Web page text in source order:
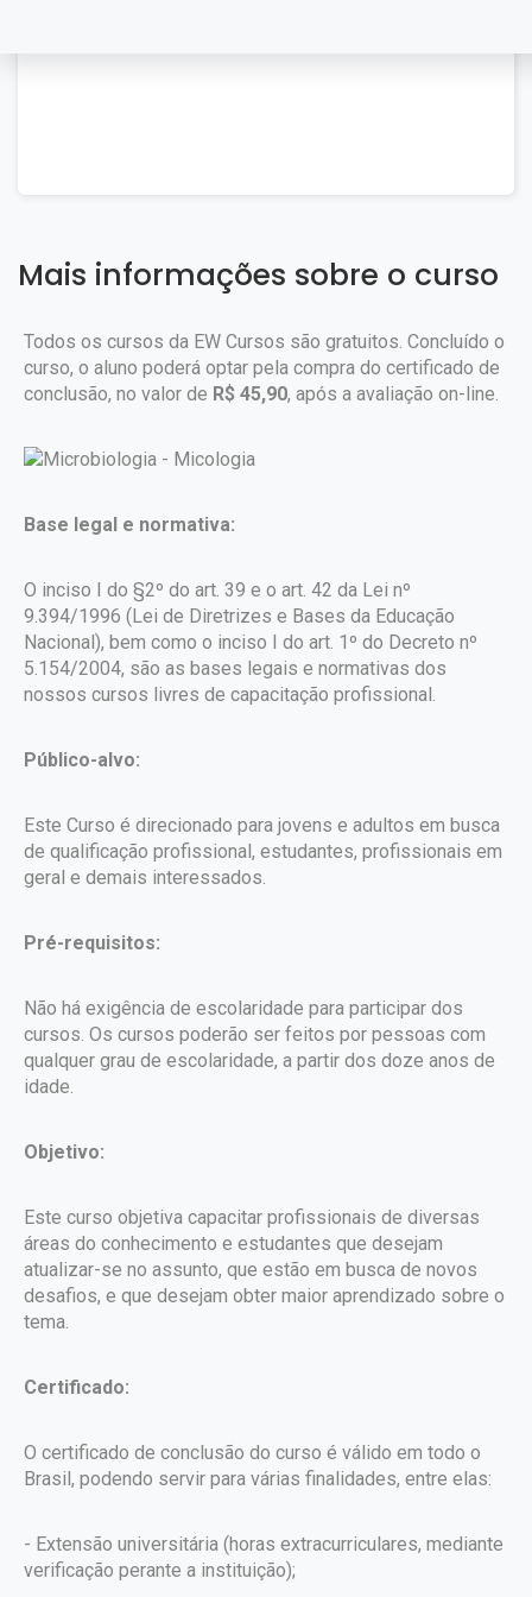
Mais informações sobre o curso
Todos os cursos da EW Cursos são gratuitos. Concluído o
curso, o aluno poderá optar pela compra do certificado de
conclusão, no valor de R$ 45,90, após a avaliação on-line.
Base legal e normativa:
O inciso I do §2º do art. 39 e o art. 42 da Lei nº
9.394/1996 (Lei de Diretrizes e Bases da Educação
Nacional), bem como o inciso I do art. 1º do Decreto nº
5.154/2004, são as bases legais e normativas dos
nossos cursos livres de capacitação profissional.
Público-alvo:
Este Curso é direcionado para jovens e adultos em busca
de qualificação profissional, estudantes, profissionais em
geral e demais interessados.
Pré-requisitos:
Não há exigência de escolaridade para participar dos
cursos. Os cursos poderão ser feitos por pessoas com
qualquer grau de escolaridade, a partir dos doze anos de
idade.
Objetivo:
Este curso objetiva capacitar profissionais de diversas
áreas do conhecimento e estudantes que desejam
atualizar-se no assunto, que estão em busca de novos
desafios, e que desejam obter maior aprendizado sobre o
tema.
Certificado:
O certificado de conclusão do curso é válido em todo o
Brasil, podendo servir para várias finalidades, entre elas:
- Extensão universitária (horas extracurriculares, mediante
verificação perante a instituição);